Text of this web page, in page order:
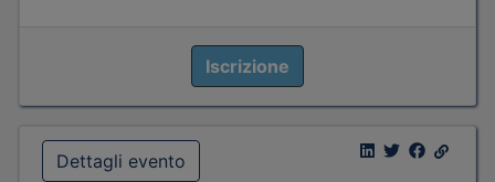
Iscrizione
Dettagli evento